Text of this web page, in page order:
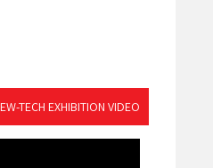
TECH EXHIBITION VIDEO